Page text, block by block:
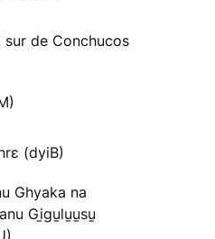
sur de Conchucos
(dyiB)
Ghyaka na
Gi̱gu̱lu̱u̱su̱